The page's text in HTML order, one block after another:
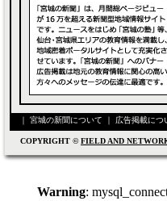
｜ 宮城の新聞について ｜ 広告掲載につ
COPYRIGHT ©FIELD AND
Warning: